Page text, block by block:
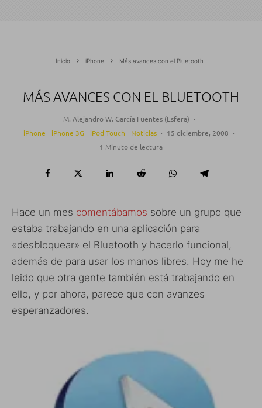
Inicio iPhone Más avances con el Bluetooth
MÁS AVANCES CON EL BLUETOOTH
M. Alejandro W. García Fuentes (Esfera) ·
iPhone
iPhone 3G iPod Touch Noticias · 15 diciembre, 2008 ·
1 Minuto de lectura
Hace un mes comentábamos sobre un grupo que
estaba trabajando en una aplicación para
«desbloquear» el Bluetooth y hacerlo funcional,
además de para usar los manos libres. Hoy me he
leido que otra gente también está trabajando en
ello, y por ahora, parece que con avanzes
esperanzadores.